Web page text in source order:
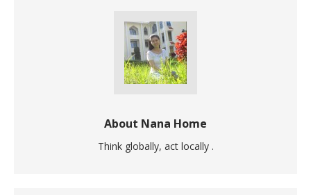
About Nana Home
Think globally, act locally .